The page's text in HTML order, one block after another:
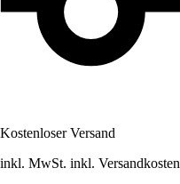
Kostenloser Versand
inkl. MwSt. inkl. Versandkosten